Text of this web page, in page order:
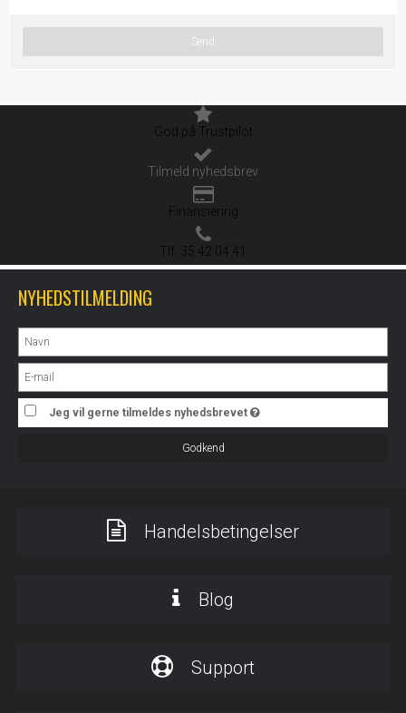
Send
God på Trustpilot
Tilmeld nyhedsbrev
Finansiering
Tlf. 35 42 04 41
NYHEDSTILMELDING
Jeg vil gerne tilmeldes nyhedsbrevet
Godkend
Handelsbetingelser
Blog
Support